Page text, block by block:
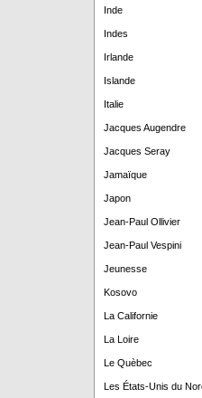
Inde
Indes
Irlande
Islande
Italie
Jacques Augendre
Jacques Seray
Jamaïque
Japon
Jean-Paul Ollivier
Jean-Paul Vespini
Jeunesse
Kosovo
La Californie
La Loire
Le Quèbec
Les États-Unis du